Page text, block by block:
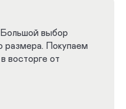
выбор
размера. Покупаем
восторге от